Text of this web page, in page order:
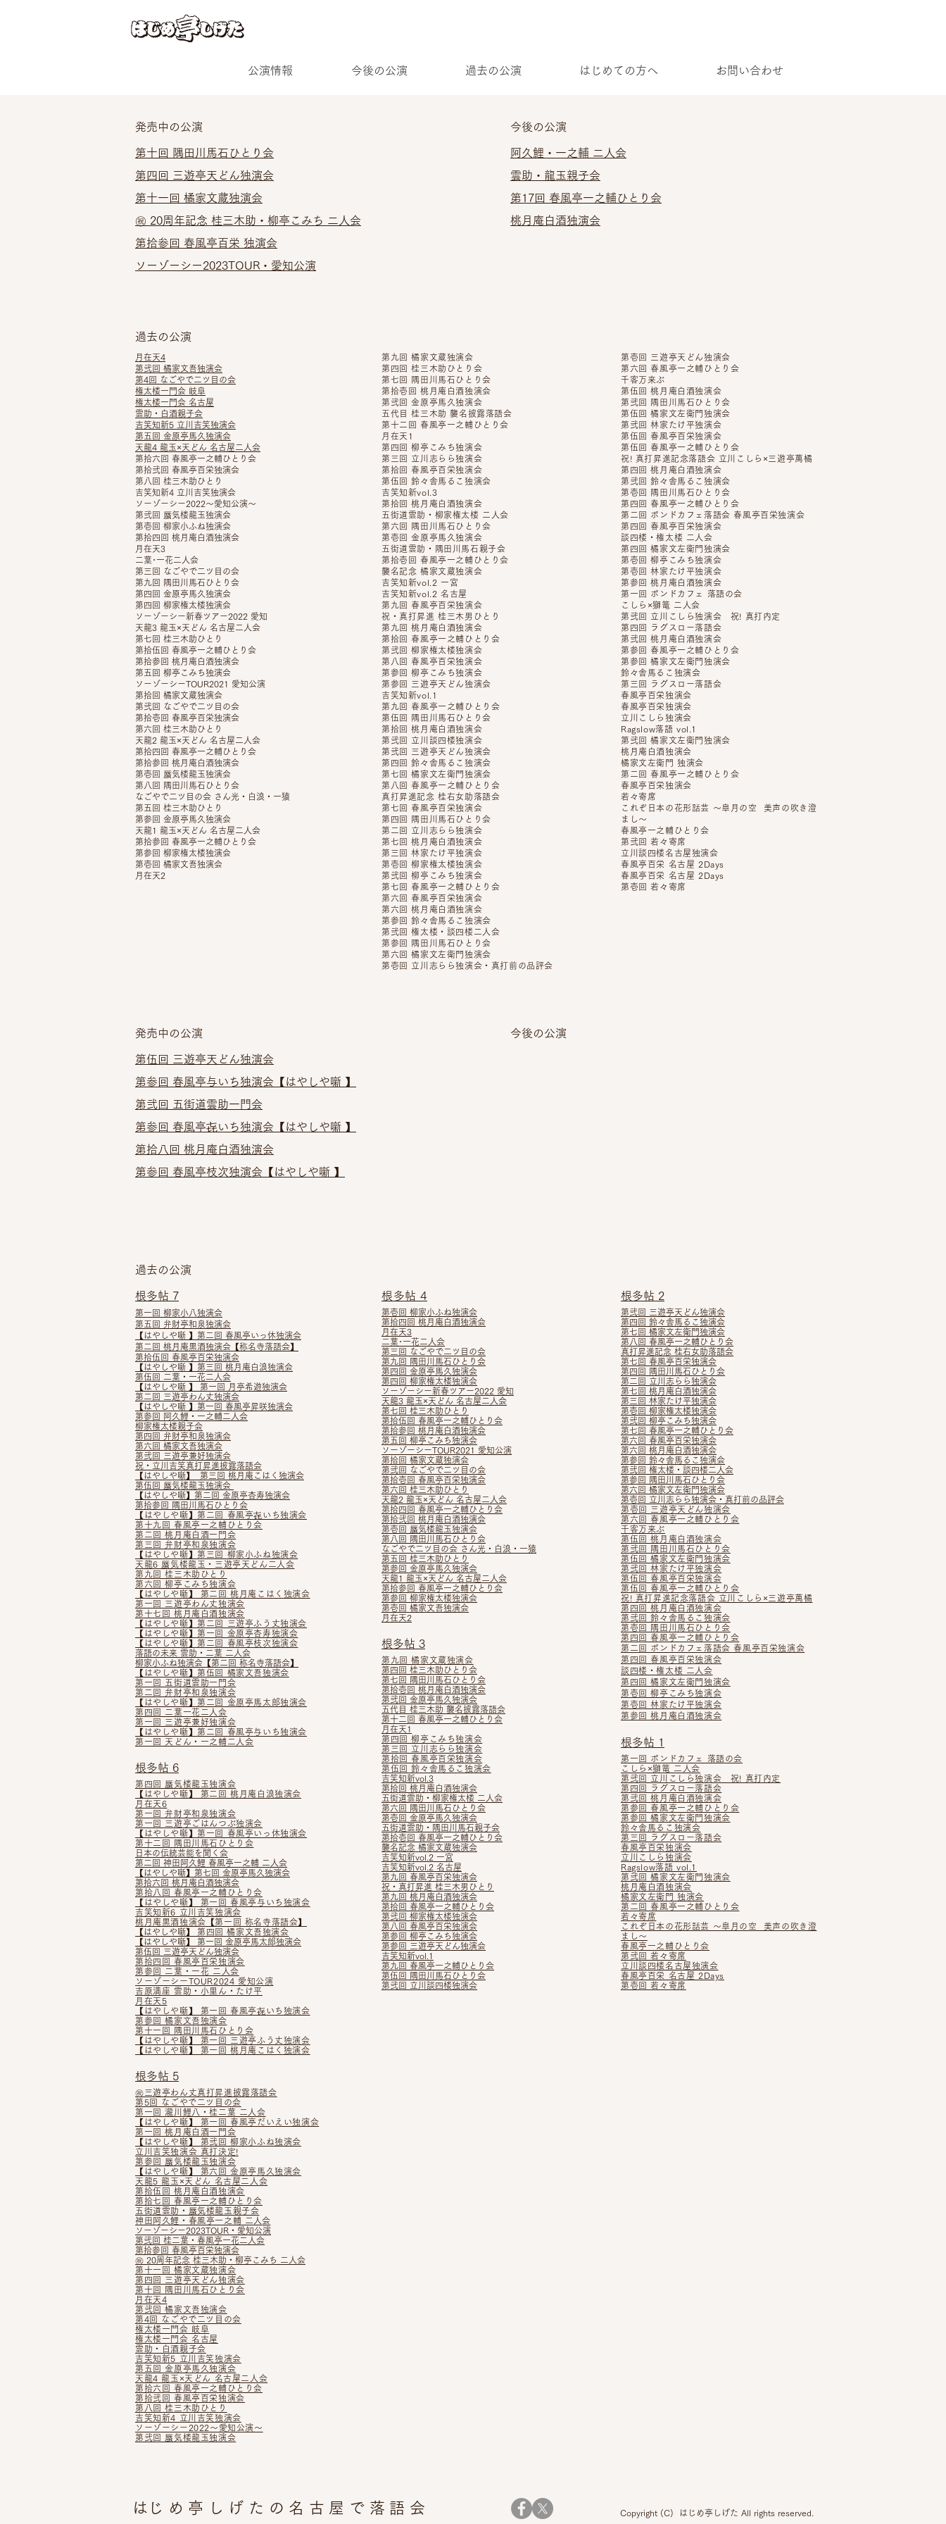
公演情報 今後の公演 過去の公演 はじめての方へ お問い合わせ
発売中の公演
第十回 隅田川馬石ひとり会
第四回 三遊亭天どん独演会
第十一回 橘家文蔵独演会
㊗ 20周年記念 桂三木助・柳亭こみち 二人会
第拾参回 春風亭百栄 独演会
ソーゾーシー2023TOUR・愛知公演
今後の公演
阿久鯉・一之輔 二人会
雲助・龍玉親子会
第17回 春風亭一之輔ひとり会
桃月庵白酒独演会
過去の公演
月在天4
第弐回 橘家文吾独演会
第4回 なごやで二ツ目の会
権太楼一門会 岐阜
権太楼一門会 名古屋
雲助・白酒親子会
吉笑知新5 立川吉笑独演会
第五回 金原亭馬久独演会
天龍4 龍玉×天どん 名古屋二人会
第拾六回 春風亭一之輔ひとり会
第拾弐回 春風亭百栄独演会
第八回 桂三木助ひとり
吉笑知新4 立川吉笑独演会
ソーゾーシー2022～愛知公演～
第弐回 蜃気楼龍玉独演会
第壱回 柳家小ふね独演会
第拾四回 桃月庵白酒独演会
月在天3
二葉･一花二人会
第三回 なごやで二ツ目の会
第九回 隅田川馬石ひとり会
第四回 金原亭馬久独演会
第四回 柳家権太楼独演会
ソーゾーシー新春ツアー2022 愛知
天龍3 龍玉×天どん 名古屋二人会
第七回 桂三木助ひとり
第拾伍回 春風亭一之輔ひとり会
第拾参回 桃月庵白酒独演会
第五回 柳亭こみち独演会
ソーゾーシーTOUR2021 愛知公演
第拾回 橘家文蔵独演会
第弐回 なごやで二ツ目の会
第拾壱回 春風亭百栄独演会
第六回 桂三木助ひとり
天龍2 龍玉×天どん 名古屋二人会
第拾四回 春風亭一之輔ひとり会
第拾参回 桃月庵白酒独演会
第壱回 蜃気楼龍玉独演会
第八回 隅田川馬石ひとり会
なごやで二ツ目の会 さん光・白浪・一猿
第五回 桂三木助ひとり
第参回 金原亭馬久独演会
天龍1 龍玉×天どん 名古屋二人会
第拾参回 春風亭一之輔ひとり会
第参回 柳家権太楼独演会
第壱回 橘家文吾独演会
月在天2
第九回 橘家文蔵独演会
第四回 桂三木助ひとり会
第七回 隅田川馬石ひとり会
第拾壱回 桃月庵白酒独演会
第弐回 金原亭馬久独演会
五代目 桂三木助 襲名披露落語会
第十二回 春風亭一之輔ひとり会
月在天1
第四回 柳亭こみち独演会
第三回 立川志らら独演会
第拾回 春風亭百栄独演会
第伍回 鈴々舎馬るこ独演会
吉笑知新vol.3
第拾回 桃月庵白酒独演会
五街道雲助・柳家権太楼 二人会
第六回 隅田川馬石ひとり会
第壱回 金原亭馬久独演会
五街道雲助・隅田川馬石親子会
第拾壱回 春風亭一之輔ひとり会
襲名記念 橘家文蔵独演会
吉笑知新vol.2 一宮
吉笑知新vol.2 名古屋
第九回 春風亭百栄独演会
祝・真打昇進 桂三木男ひとり
第九回 桃月庵白酒独演会
第拾回 春風亭一之輔ひとり会
第弐回 柳家権太楼独演会
第八回 春風亭百栄独演会
第参回 柳亭こみち独演会
第参回 三遊亭天どん独演会
吉笑知新vol.1
第九回 春風亭一之輔ひとり会
第伍回 隅田川馬石ひとり会
第拾回 桃月庵白酒独演会
第弐回 立川談四楼独演会
第弐回 三遊亭天どん独演会
第四回 鈴々舎馬るこ独演会
第七回 橘家文左衛門独演会
第八回 春風亭一之輔ひとり会
真打昇進記念 桂右女助落語会
第七回 春風亭百栄独演会
第四回 隅田川馬石ひとり会
第二回 立川志らら独演会
第七回 桃月庵白酒独演会
第三回 林家たけ平独演会
第壱回 柳家権太楼独演会
第弐回 柳亭こみち独演会
第七回 春風亭一之輔ひとり会
第六回 春風亭百栄独演会
第六回 桃月庵白酒独演会
第参回 鈴々舎馬るこ独演会
第弐回 権太楼・談四楼二人会
第参回 隅田川馬石ひとり会
第六回 橘家文左衛門独演会
第壱回 立川志らら独演会・真打前の品評会
第壱回 三遊亭天どん独演会
第六回 春風亭一之輔ひとり会
千客万来ぶ
第伍回 桃月庵白酒独演会
第弐回 隅田川馬石ひとり会
第伍回 橘家文左衛門独演会
第弐回 林家たけ平独演会
第伍回 春風亭百栄独演会
第伍回 春風亭一之輔ひとり会
祝! 真打昇進記念落語会 立川こしら×三遊亭萬橘
第四回 桃月庵白酒独演会
第弐回 鈴々舎馬るこ独演会
第壱回 隅田川馬石ひとり会
第四回 春風亭一之輔ひとり会
第二回 ボンドカフェ落語会 春風亭百栄独演会
第四回 春風亭百栄独演会
談四楼・権太楼 二人会
第四回 橘家文左衛門独演会
第壱回 柳亭こみち独演会
第壱回 林家たけ平独演会
第参回 桃月庵白酒独演会
第一回 ボンドカフェ 落語の会
こしら×獅篭 二人会
第弐回 立川こしら独演会 祝! 真打内定
第四回 ラグスロー落語会
第弐回 桃月庵白酒独演会
第参回 春風亭一之輔ひとり会
第参回 橘家文左衛門独演会
鈴々舎馬るこ独演会
第三回 ラグスロー落語会
春風亭百栄独演会
春風亭百栄独演会
立川こしら独演会
Ragslow落語 vol.1
第弐回 橘家文左衛門独演会
桃月庵白酒独演会
橘家文左衛門 独演会
第二回 春風亭一之輔ひとり会
春風亭百栄独演会
若々寄席
これぞ日本の花形話芸 〜皐月の空 美声の吹き澄
まし〜
春風亭一之輔ひとり会
第弐回 若々寄席
立川談四楼名古屋独演会
春風亭百栄 名古屋 2Days
春風亭百栄 名古屋 2Days
第壱回 若々寄席
発売中の公演 今後の公演
第伍回 三遊亭天どん独演会​
第参回 春風亭与いち独演会 【はやしや噺 】
第弐回 五街道雲助一門会
第参回 春風亭㐂いち独演会 【はやしや噺 】
第拾八回 桃月庵白酒独演会
第参回 春風亭枝次独演会【はやしや噺 】
過去の公演
根多帖 7
第一回 柳家小八独演会
第五回 弁財亭和泉独演会
【はやしや噺 】第二回 春風亭いっ休独演会
第二回 桃月庵黒酒独演会【称名寺落語会】
第拾伍回 春風亭百栄独演会
【はやしや噺 】第三回 桃月庵白浪独演会
第伍回 二葉・一花二人会
【はやしや噺 】 第一回 月亭希遊独演会
第二回 三遊亭わん丈独演会
【はやしや噺 】第一回 春風亭昇咲独演会
第参回 阿久鯉・一之輔二人会
柳家権太楼親子会
第四回 弁財亭和泉独演会
第六回 橘家文吾独演会
第弐回 三遊亭兼好独演会
祝・立川吉笑真打昇進披露落語会
【はやしや噺】 第三回 桃月庵こはく独演会
第伍回 蜃気楼龍玉独演会
【はやしや噺】第二回 金原亭杏寿独演会
第拾参回 隅田川馬石ひとり会
【はやしや噺】第二回 春風亭㐂いち独演会
第十九回 春風亭一之輔ひとり会
第二回 桃月庵白酒一門会
第三回 弁財亭和泉独演会
【はやしや噺】第三回 柳家小ふね独演会
天龍6 蜃気楼龍玉・三遊亭天どん二人会
第九回 桂三木助ひとり
第六回 柳亭こみち独演会
【はやしや噺】​ 第二回 桃月庵こはく独演会
第一回 三遊亭わん丈独演会
第十七回 桃月庵白酒独演会
【はやしや噺】第二回 三遊亭ふう丈独演会
【はやしや噺】第一回 金原亭杏寿独演会
【はやしや噺】第二回 春風亭枝次独演会
落語の未来 雲助・二葉 二人会
柳家小ふね独演会​【第二回 称名寺落語会】
【はやしや噺】第伍回 橘家文吾独演会
第一回 五街道雲助一門会
第二回 弁財亭和泉独演会
【はやしや噺】第二回 金原亭馬太郎独演会
第四回 二葉一花二人会
第一回 三遊亭兼好独演会
【はやしや噺】 第二回 春風亭与いち独演会
第一回 天どん・一之輔二人会
根多帖 6
第四回 蜃気楼龍玉独演会
【はやしや噺】 第二回 桃月庵白浪独演会
月在天6
第一回 弁財亭和泉独演会
第一回 三遊亭ごはんつぶ独演会
【はやしや噺】 第一回 春風亭いっ休独演会
第十二回 隅田川馬石ひとり会
日本の伝統芸能を聞く会
第二回 神田阿久鯉 春風亭一之輔 二人会
【はやしや噺】 第七回 金原亭馬久独演会
第拾六回 桃月庵白酒独演会
第拾八回 春風亭一之輔ひとり会
【はやしや噺】 第一回 春風亭与いち独演会
吉笑知新6 立川吉笑独演会
桃月庵黒酒独演会【第一回 称名寺落語会】
【はやしや噺】 第四回 橘家文吾独演会
【はやしや噺】 第一回 金原亭馬太郎独演会
第伍回 三遊亭天どん独演会
第拾四回 春風亭百栄独演会
第参回 二葉・一花 二人会
ソーゾーシーTOUR2024 愛知公演
吉原満座 雲助・小里ん・たけ平
月在天5
【はやしや噺】 第一回 春風亭㐂いち独演会
第参回 橘家文吾独演会
第十一回 隅田川馬石ひとり会
【はやしや噺】 第一回 三遊亭ふう丈独演会
【はやしや噺】 第一回 桃月庵こはく独演会
根多帖 5
㊗三遊亭わん丈真打昇進披露落語会
第5回 なごやで二ツ目の会
第一回 瀧川鯉八・桂二葉 二人会
【はやしや噺】 第一回 春風亭だいえい独演会
第一回 桃月庵白酒一門会
【はやしや噺】 第弐回 柳家小ふね独演会
立川吉笑独演会 真打決定!
第参回 蜃気楼龍玉独演会
【はやしや噺】 第六回 金原亭馬久独演会
天龍5 龍玉×天どん 名古屋二人会
第拾伍回 桃月庵白酒独演会
第拾七回 春風亭一之輔ひとり会
五街道雲助・蜃気楼龍玉親子会
神田阿久鯉・春風亭一之輔 二 人会
ソ ーゾーシー2023TOUR・愛知公演
第弐回 桂二葉・春風亭一花二人会
第拾参回 春風亭百栄独演会
㊗ 20周年記念 桂三木助・柳亭こみち 二人会
第十一回 橘家文蔵独演会
第四回 三遊亭天どん独演会
第十回 隅田川馬石ひ とり会
月在天4
第弐回 橘家文吾独演会
第4回 なごやで二ツ目の会
権太楼一門会 岐阜
権太楼一門会 名古屋
雲助・白酒親子会
吉笑知新5 立川吉笑独演会
第五回 金原亭馬久独演会
天龍4 龍玉×天どん 名古屋二人会
第拾六回 春風亭一之輔ひとり会
第拾弐回 春風亭百栄独演会
第八回 桂三木助ひとり
吉笑知新4 立川吉笑独演会
ソーゾーシー2022～愛知公演～
第弐回 蜃気楼龍玉独演会
根多帖 4
第壱回 柳家小ふね独演会
第拾四回 桃月庵白酒独演会
月在天3
二葉･一花二人会
第三回 なごやで二ツ目の会
第九回 隅田川馬石ひとり会
第四回 金原亭馬久独演会
第四回 柳家権太楼独演会
ソーゾーシー新春ツアー2022 愛知
天龍3 龍玉×天どん 名古屋二人会
第七回 桂三木助ひとり
第拾伍回 春風亭一之輔ひとり会
第拾参回 桃月庵白酒独演会
第五回 柳亭こみち独演会
ソーゾーシーTOUR2021 愛知公演
第拾回 橘家文蔵独演会
第弐回 なごやで二ツ目の会
第拾壱回 春風亭百栄独演会
第六回 桂三木助ひとり
天龍2 龍玉×天どん 名古屋二人会
第拾四回 春風亭一之輔ひとり会
第拾弐 回 桃月庵白酒独演会
第壱回 蜃気楼龍玉独演会
第八回 隅田川馬石ひとり会
なごやで二ツ目の会 さん光・白浪・一猿
第五回 桂三木助ひとり
第参回 金原亭馬久独演会
天龍1 龍玉×天どん 名古屋二人会
第拾参回 春風亭一之輔ひとり会
第参回 柳家権太楼独演会
第壱回 橘家文吾独演会
月在天2
根多帖 3
第 九回 橘家文蔵独演会
第四回 桂三木助ひとり会
第七回 隅田川馬石ひとり会
第拾壱回 桃月庵白酒独演会
第弐回 金原亭馬久独演会
五代目 桂三木助 襲名披露落語会
第十二回 春風亭一之輔ひとり会
月在天1
第四回 柳亭こみち独演会
第三回 立川志らら独演会
第拾回 春風亭百栄独演会
第伍回 鈴々舎馬るこ独演会
吉笑知新vol.3
第拾回 桃月庵白酒独演会
五街道雲助・柳家権太楼 二人会
第六回 隅田川馬石ひとり会
第壱回 金原亭馬久独演会
五街道雲助・隅田川馬石親子会
第拾壱回 春風亭一之輔ひとり会
襲名記念 橘家文蔵独演会
吉笑知新vol.2 一宮
吉笑知新vol.2 名古屋
第九回 春風亭百栄独演会
祝・真打昇進 桂三木男ひとり
第九回 桃月庵白酒独演会
第拾回 春風亭一之輔ひとり会
第弐回 柳家権太楼独演会
第八回 春風亭百栄独演会
第参回 柳亭こみち独演会
第参回 三遊亭天どん独演会
吉笑知新vol.1
第九回 春風亭一之輔ひとり会
第伍回 隅田川馬石ひとり会
第弐回 立川談四楼独演会
根多帖 2
第弐回 三遊亭天どん独演会
第四回 鈴々舎馬るこ独演会
第七回 橘家文左衛門独演会
第八回 春風亭一之輔ひとり会
真打昇進記念 桂右女助落語会
第七回 春風亭百栄独演会
第四回 隅田川馬石ひとり会
第二回 立川志らら独演会
第七回 桃月庵白酒独演会
第三回 林家たけ平独演会
第壱回 柳家権太楼独演会
第弐回 柳亭こみち独演会
第七回 春風亭一之輔ひとり会
第六回 春風亭百栄独演会
第六回 桃月庵白酒独演会
第参回 鈴々舎馬るこ独演会
第弐回 権太楼・談四楼二人会
第参回
隅田川馬石ひとり会
第六回 橘家文左衛門独演会
第壱回 立川志らら独演会・真打前の品評会
第壱回 三遊亭天どん独演会
第六回 春風亭一之輔ひとり会
千客万来ぶ
第伍回 桃月庵白酒独演会
第弐回 隅田川馬石ひとり会
第伍回 橘家文左衛門独演会
第弐回 林家たけ平独演会
第伍回 春風亭百栄独演会
第伍回 春風亭一之輔ひとり会
祝! 真打昇進記念落語会 立川こしら×三遊亭萬橘
第四回 桃月庵白酒独演会
第弐回 鈴々舎馬るこ独演会
第壱回 隅田川馬石ひとり会
第四回 春風亭一之輔ひとり会
第二回 ボンドカフェ落語会 春風亭百栄独演会
第四回 春風亭百栄独演会
談四楼・権太楼 二人会
第四回 橘家文左衛門独演会
第壱回 柳亭こみち独演会
第壱回 林家たけ平独演会
第参回 桃月庵白酒独演会
根多帖 1
第一回 ボンドカフェ 落語の会
こしら×獅篭 二人会
第弐回 立川こしら独演会 祝! 真打内定
第四回 ラグスロー落語会
第弐回 桃月庵白酒独演会
第参回 春風亭一之輔ひとり会
第参回 橘家文左衛門独演会
鈴々舎馬るこ独演会
第三回 ラグスロー落語会
春風亭百栄独演会
立川こしら独演会
Ragslow落語 vol.1
第弐回 橘家文左衛門独演会
桃月庵白酒独演会
橘家文左衛門 独演会
第二回 春風亭一之輔ひとり会
若々寄席
これぞ日本の花形話芸 〜皐月の空 美声の吹き澄
まし〜
春風亭一之輔ひとり会
第弐回 若々寄席
立川談四楼名古屋独演会
春風亭百栄 名古屋 2Days
第壱回 若々寄席
​はじめ亭しげたの名古屋で落語 会 Copyright (C) はじめ亭しげた All rights reserved.